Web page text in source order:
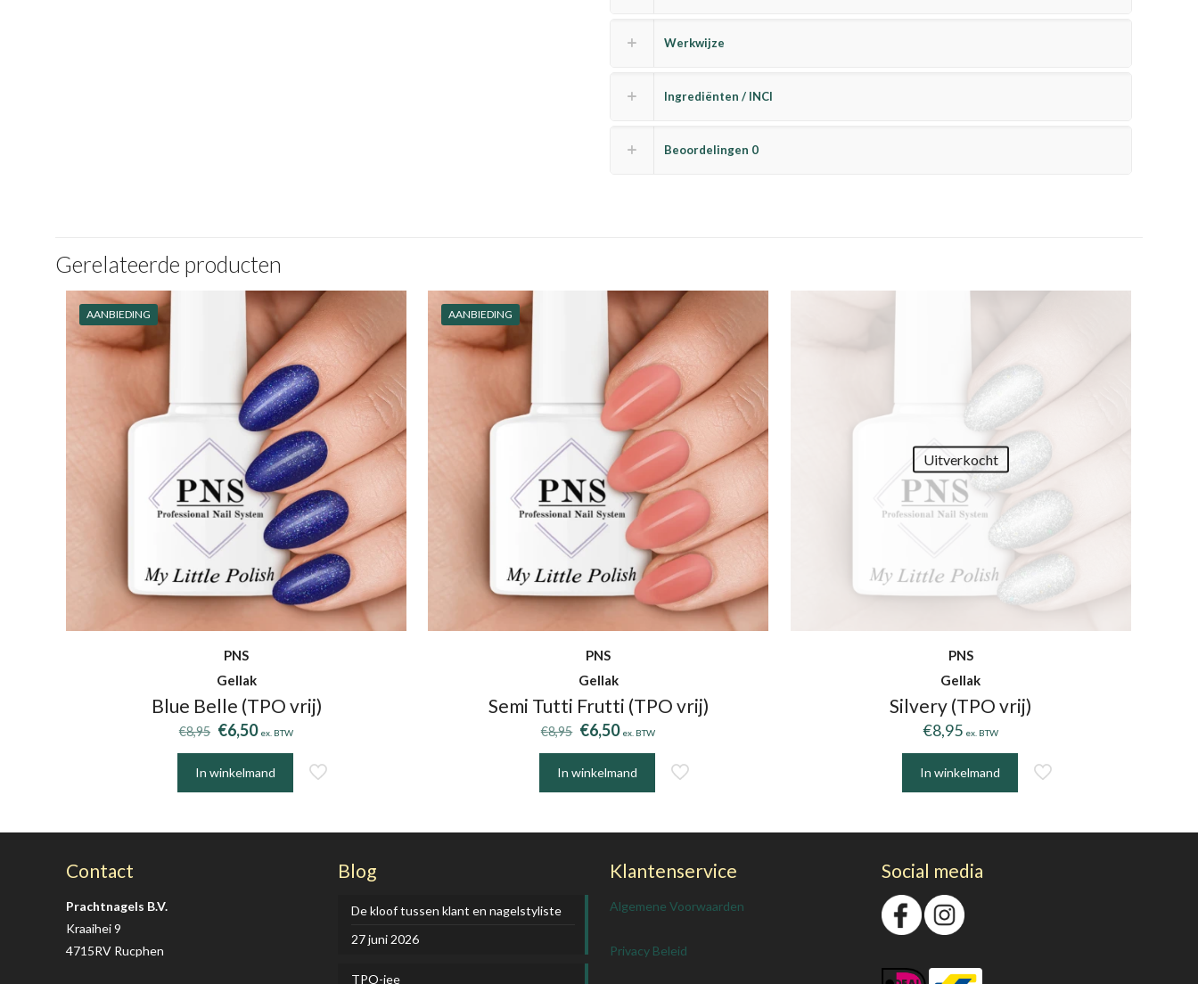
Werkwijze
Ingrediënten / INCI
Beoordelingen 0
Gerelateerde producten
AANBIEDING
PNS
Gellak
Blue Belle (TPO vrij)
€8,95 Oorspronkelijke
prijs
was:
€8,95.
€6,50Huidige
prijs
is:
€6,50.
ex. BTW
In winkelmand
AANBIEDING
PNS
Gellak
Semi Tutti Frutti (TPO vrij)
€8,95 Oorspronkelijke
prijs
was:
€8,95.
€6,50Huidige
prijs
is:
€6,50.
ex. BTW
In winkelmand
Uitverkocht
PNS
Gellak
Silvery (TPO vrij)
€8,95 ex. BTW
In winkelmand
Contact
Prachtnagels B.V.
Kraaihei 9
4715RV Rucphen
Blog
De kloof tussen klant en nagelstyliste
27 juni 2026
TPO-jee
Klantenservice
Algemene Voorwaarden
Privacy Beleid
Social media